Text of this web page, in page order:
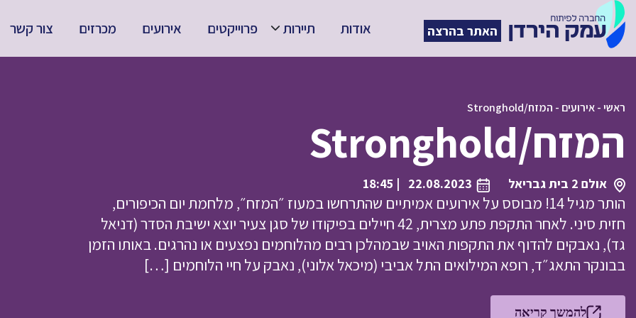
האתר בהרצה אודות תיירות פרוייקטים אירועים מכרזים צור קשר
ראשי-אירועים - המזח/Stronghold
המזח/Stronghold
אולם 2 בית גבריאל 22.08.2023
| 18:45
הותר מגיל 14! מבוסס על אירועים אמיתיים שהתרחשו במעוז ״המזח״, מלחמת יום הכיפורים,
חזית סיני. לאחר התקפת פתע מצרית, 42 חיילים בפיקודו של סגן צעיר יוצא ישיבת הסדר (דניאל
גד), נאבקים להדוף את התקפות האויב שבמהלכן רבים מהלוחמים נפצעים או נהרגים. באותו הזמן
בבונקר התאג״ד, רופא המילואים התל אביבי (מיכאל אלוני), נאבק על חיי הלוחמים […]
להמשך קריאה